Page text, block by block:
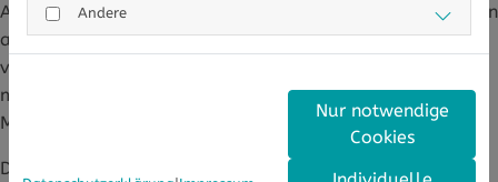
Aminosäuren, denn sie sollen die Produktion von Proteinen
am besten ankurbeln und außerdem den Muskelabbau
verhindern. Deshalb werden häufig Kapseln oder Pulver
mit den BCAA-Aminosäuren angeboten, die dem
Muskelaufbau helfen sollen.
Doch sind sie wirklich nötig? Für Freizeitsportler reicht es,
Andere
Nur notwendige
Cookies